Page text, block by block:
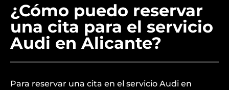
¿Cómo puedo reservar
una cita para el servicio
Audi en Alicante?
Para reservar una cita en el servicio Audi en